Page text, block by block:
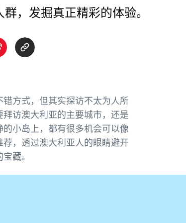
，发掘真正精彩的体验。
方式，但其实探访不太为人所
访澳大利亚的主要城市，还是
小岛上，都有很多机会可以像
，透过澳大利亚人的眼睛避开
藏。